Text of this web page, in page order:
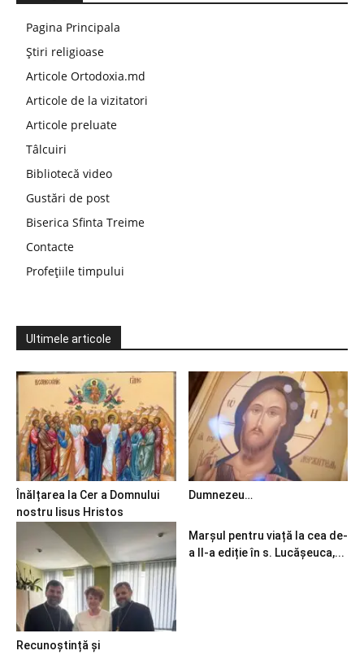
Pagina Principala
Știri religioase
Articole Ortodoxia.md
Articole de la vizitatori
Articole preluate
Tâlcuiri
Bibliotecă video
Gustări de post
Biserica Sfinta Treime
Contacte
Profețiile timpului
Ultimele articole
Înălțarea la Cer a Domnului
nostru Iisus Hristos
Dumnezeu…
Recunoștință și
Marșul pentru viață la cea de-
a II-a ediție în s. Lucășeuca,...